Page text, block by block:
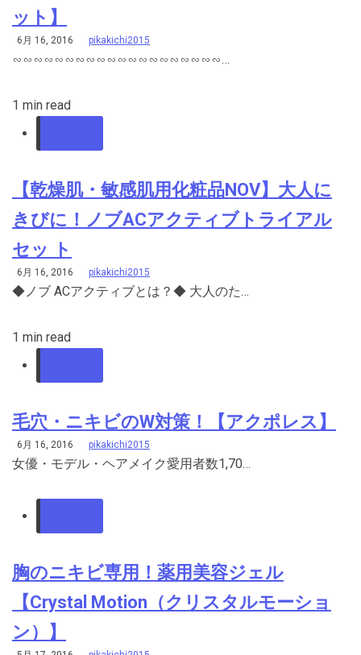
ット】
6月 16, 2016 pikakichi2015
∽∽∽∽∽∽∽∽∽∽∽∽∽∽∽∽∽∽∽∽…
1 min read
【乾燥肌・敏感肌用化粧品NOV】大人に
きびに！ノブACアクティブトライアル
セッ ト
6月 16, 2016 pikakichi2015
◆ノブ ACアクティブとは？◆ 大人のた…
1 min read
毛穴・ニキビのW対策！【アクポレス】
6月 16, 2016 pikakichi2015
女優・モデル・ヘアメイク愛用者数1,70…
胸のニキビ専用！薬用美容ジェル
【Crystal Motion（クリスタルモーショ
ン）】